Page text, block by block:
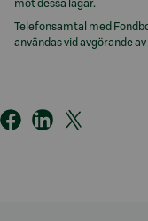
mot dessa lagar.
Telefonsamtal med
användas vid avgörande